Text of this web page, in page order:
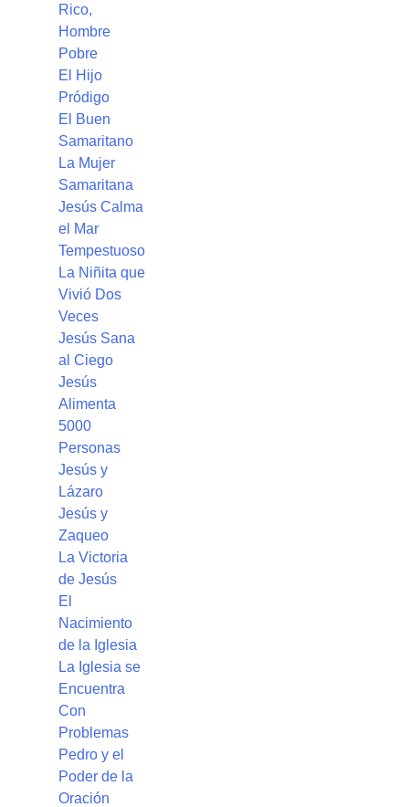
Rico,
Hombre
Pobre
El Hijo
Pródigo
El Buen
Samaritano
La Mujer
Samaritana
Jesús Calma
el Mar
Tempestuoso
La Niñita que
Vivió Dos
Veces
Jesús Sana
al Ciego
Jesús
Alimenta
5000
Personas
Jesús y
Lázaro
Jesús y
Zaqueo
La Victoria
de Jesús
El
Nacimiento
de la Iglesia
La Iglesia se
Encuentra
Con
Problemas
Pedro y el
Poder de la
Oración